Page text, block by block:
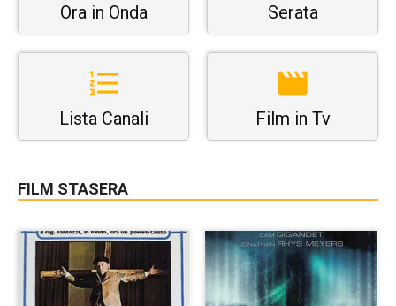
Ora in Onda Serata
Lista Canali Film in Tv
FILM STASERA